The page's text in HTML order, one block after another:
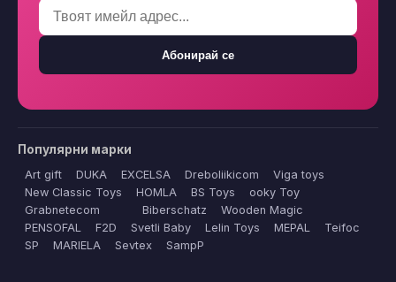
Абонирай се
Популярни марки
Art gift DUKA EXCELSA Dreboliikicom
Viga toys
New Classic Toys
HOMLA BS Toys
ooky Toy
Grabnetecom
Biberschatz
Wooden Magic
PENSOFAL
F2D Svetli Baby Lelin Toys MEPAL
Teifoc
SP
MARIELA Sevtex SampP